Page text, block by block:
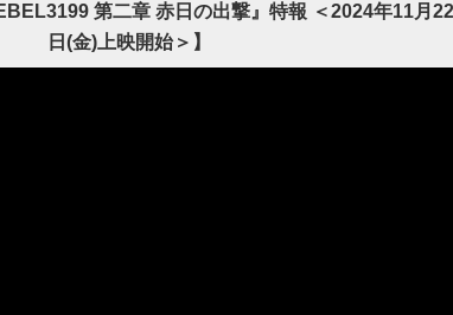
第二章 赤日の出撃』特報 ＜2024年11月22
日(金)上映開始＞】